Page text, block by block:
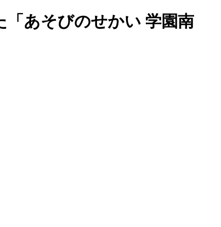
あそびのせかい 学園南